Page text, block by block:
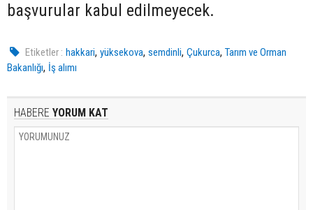
başvurular kabul edilmeyecek.
Etiketler : hakkari,yüksekova,semdinli,Çukurca,Tarım ve Orman
Bakanlığı, İş alımı
HABERE YORUM KAT